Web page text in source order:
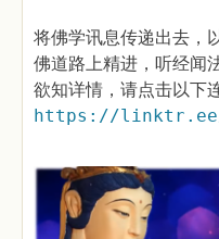
将佛学讯息传递出去，
佛道路上精进，听经闻法
欲知详情，请点击以
https://linktr.ee/